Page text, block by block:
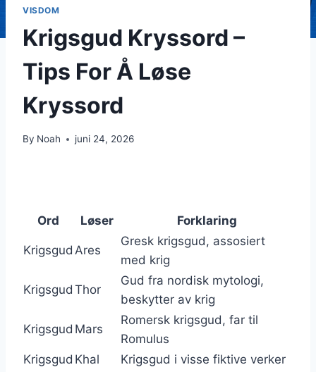
VISDOM
Krigsgud Kryssord –
Tips For Å Løse
Kryssord
By Noah juni 24, 2026
Ord Løser Forklaring
Krigsgud Ares
Gresk krigsgud, assosiert
med krig
Krigsgud Thor
Gud fra nordisk mytologi,
beskytter av krig
Krigsgud Mars
Romersk krigsgud, far til
Romulus
Krigsgud Khal Krigsgud i visse fiktive verker